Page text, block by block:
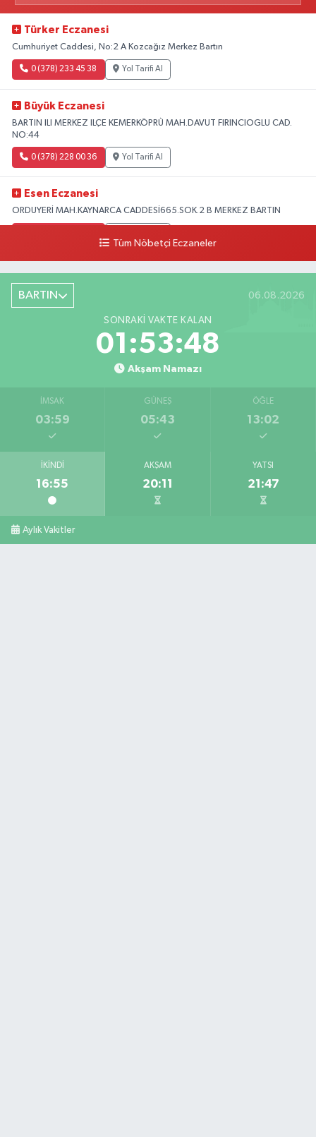
Türker Eczanesi
Cumhuriyet Caddesi, No:2 A Kozcağız Merkez Bartın
0 (378) 233 45 38 Yol Tarifi Al
Büyük Eczanesi
BARTIN ILI MERKEZ ILÇE KEMERKÖPRÜ MAH.DAVUT FIRINCIOGLU CAD.
NO:44
0 (378) 228 00 36 Yol Tarifi Al
Esen Eczanesi
ORDUYERİ MAH.KAYNARCA CADDESİ665.SOK.2 B MERKEZ BARTIN
Şiremirçavuş Mahallesi, Kırıkçı Zeliha Ana Sokak No:20 8 Merkez Bartın
0 (378) 227 85 45
Tüm Nöbetçi Eczaneler
BARTIN 06.08.2026
SONRAKI VAKTE KALAN
01:53:47
Akşam Namazı
İMSAK
03:59
GÜNEŞ
05:43
ÖĞLE
13:02
İKINDI
16:55
AKŞAM
20:11
YATSI
21:47
Aylık Vakitler